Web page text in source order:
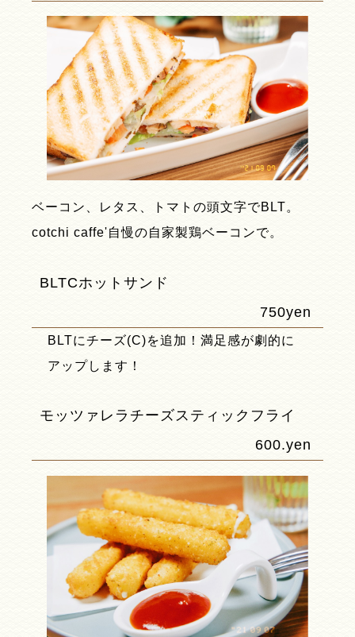
ベーコン、レタス、トマトの頭文字でBLT。
cotchi caffe'自慢の自家製鶏ベーコンで。
BLTCホットサンド
750yen
BLTにチーズ(C)を追加！満足感が劇的に
アップします！
モッツァレラチーズスティックフライ
600.yen